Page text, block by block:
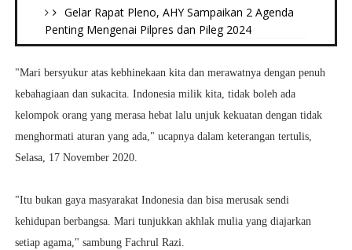
Gelar Rapat Pleno, AHY Sampaikan 2 Agenda
Penting Mengenai Pilpres dan Pileg 2024
"Mari bersyukur atas kebhinekaan kita dan merawatnya dengan penuh
kebahagiaan dan sukacita. Indonesia milik kita, tidak boleh ada
kelompok orang yang merasa hebat lalu unjuk kekuatan dengan tidak
menghormati aturan yang ada," ucapnya dalam keterangan tertulis,
Selasa, 17 November 2020.
"Itu bukan gaya masyarakat Indonesia dan bisa merusak sendi
kehidupan berbangsa. Mari tunjukkan akhlak mulia yang diajarkan
setiap agama," sambung Fachrul Razi.